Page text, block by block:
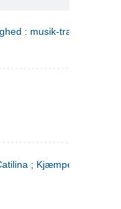
: musik-tragedie i tre
; Kjæmpehøien ;